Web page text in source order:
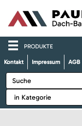
PRODUKTE
Kontakt Impressum AGB